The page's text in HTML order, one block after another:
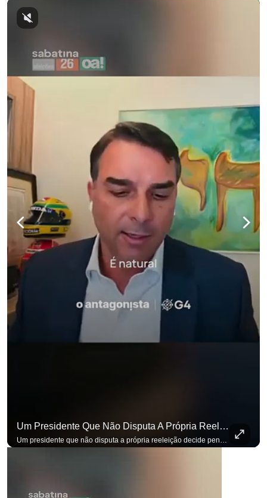
Um Presidente Que Não Disputa A Própria Reeleição Decide Pensando Em Quem Vem Depois.
Um presidente que não disputa a própria reeleição decide pensando em quem vem depois. Foi assim que Flávio Bolsonaro defendeu a PEC do fim da reeleição, primeira das medidas que citou para o ambiente de negócios. Se você busca informação com credibilidade, inscreva-se agora e ative o